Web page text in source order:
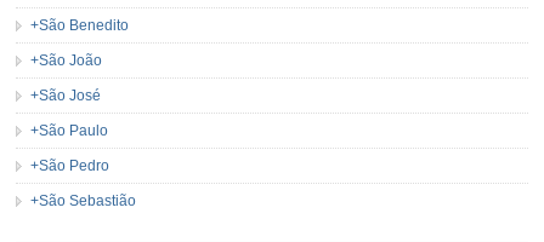
+São Benedito
+São João
+São José
+São Paulo
+São Pedro
+São Sebastião